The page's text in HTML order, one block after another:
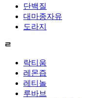
단백질
대마종자유
도라지
ㄹ
락티움
레몬즙
레티놀
루바브